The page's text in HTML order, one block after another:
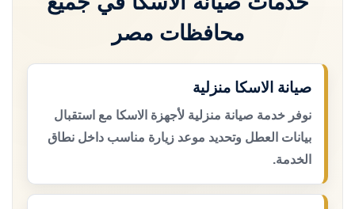
محافظات مصر
صيانة الاسكا منزلية
نوفر خدمة صيانة منزلية لأجهزة الاسكا مع استقبال
بيانات العطل وتحديد موعد زيارة مناسب داخل نطاق
الخدمة.